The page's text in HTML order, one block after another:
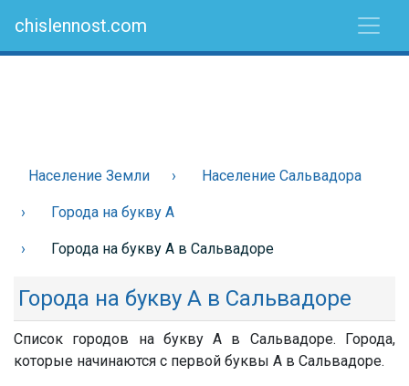
chislennost.com
Население Земли Население Сальвадора
Города на букву А
Города на букву А в Сальвадоре
Города на букву А в Сальвадоре
Список городов на букву А в Сальвадоре. Города,
которые начинаются с первой буквы А в Сальвадоре.